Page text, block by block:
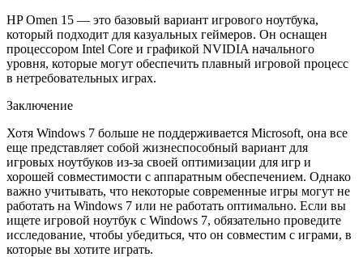
HP Omen 15 — это базовый вариант игрового ноутбука,
который подходит для казуальных геймеров. Он оснащен
процессором Intel Core и графикой NVIDIA начального
уровня, которые могут обеспечить плавный игровой процесс
в нетребовательных играх.
Заключение
Хотя Windows 7 больше не поддерживается Microsoft, она все
еще представляет собой жизнеспособный вариант для
игровых ноутбуков из-за своей оптимизации для игр и
хорошей совместимости с аппаратным обеспечением. Однако
важно учитывать, что некоторые современные игры могут не
работать на Windows 7 или не работать оптимально. Если вы
ищете игровой ноутбук с Windows 7, обязательно проведите
исследование, чтобы убедиться, что он совместим с играми, в
которые вы хотите играть.